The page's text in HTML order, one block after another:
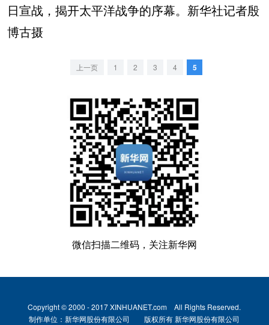
日宣战，揭开太平洋战争的序幕。新华社记者殷
博古摄
上一页 1 2 3 4 5
微信扫描二维码，关注新华网
Copyright © 2000 - 2017 XINHUANET.com All Rights Reserved.
制作单位：新华网股份有限公司 版权所有 新华网股份有限公司